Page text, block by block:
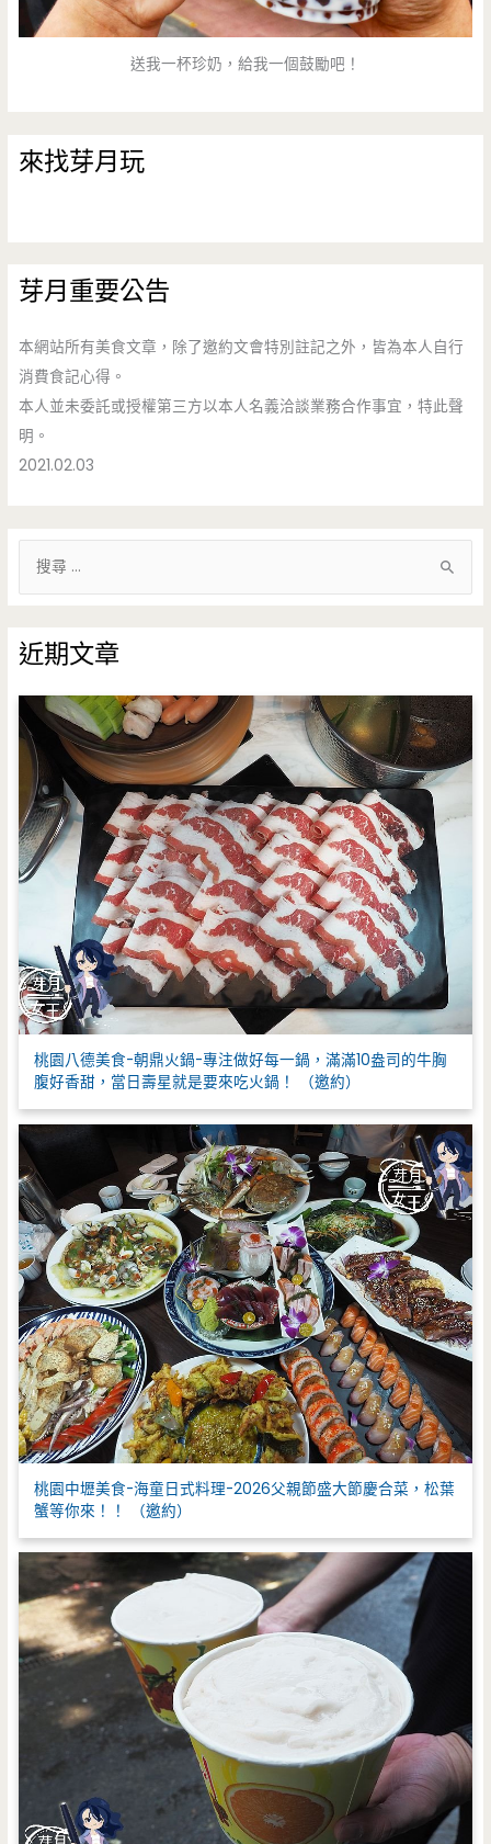
送我一杯珍奶，給我一個鼓勵吧！
來找芽月玩
芽月重要公告
本網站所有美食文章，除了邀約文會特別註記之外，皆為本人自行
消費食記心得。
本人並未委託或授權第三方以本人名義洽談業務合作事宜，特此聲
明。
2021.02.03
鍵
字
:
近期文章
桃園八德美食-朝鼎火鍋-專注做好每一鍋，滿滿10盎司的牛胸
腹好香甜，當日壽星就是要來吃火鍋！ （邀約）
桃園中壢美食-海童日式料理-2026父親節盛大節慶合菜，松葉
蟹等你來！！ （邀約）